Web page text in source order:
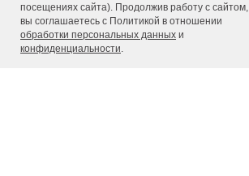
посещениях сайта). Продолжив работу с сайтом,
вы соглашаетесь с Политикой в отношении
обработки персональных данных и
конфиденциальности.